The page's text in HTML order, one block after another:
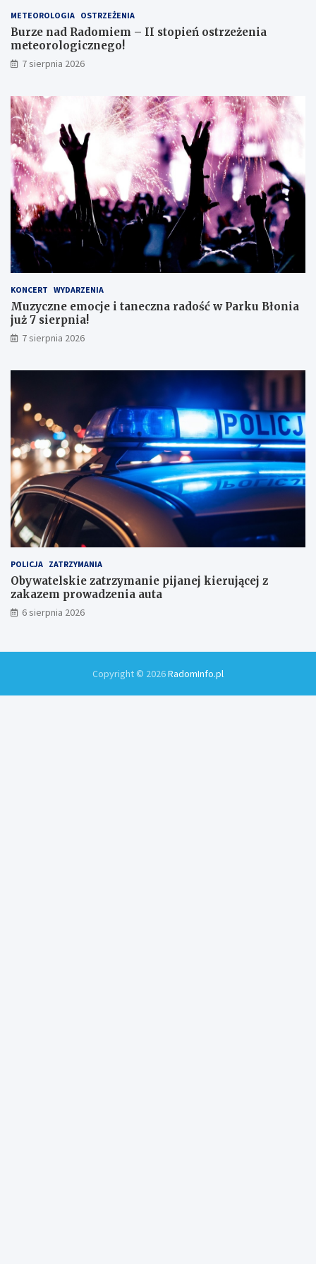
s
m
o
k
l
i
s
t
ę
z
d
o
s
k
o
n
a
ł
m
i
w
y
k
a
m
o
r
o
l
o
c
z
n
e
g
o
!
METEOROLOGIA OSTRZEŻENIA
Burze nad Radomiem – II stopień ostrzeżenia
meteorologicznego!
7 sierpnia 2026
KONCERT WYDARZENIA
Muzyczne emocje i taneczna radość w Parku Błonia
już 7 sierpnia!
7 sierpnia 2026
POLICJA ZATRZYMANIA
Obywatelskie zatrzymanie pijanej kierującej z
zakazem prowadzenia auta
6 sierpnia 2026
Copyright © 2026RadomInfo.pl